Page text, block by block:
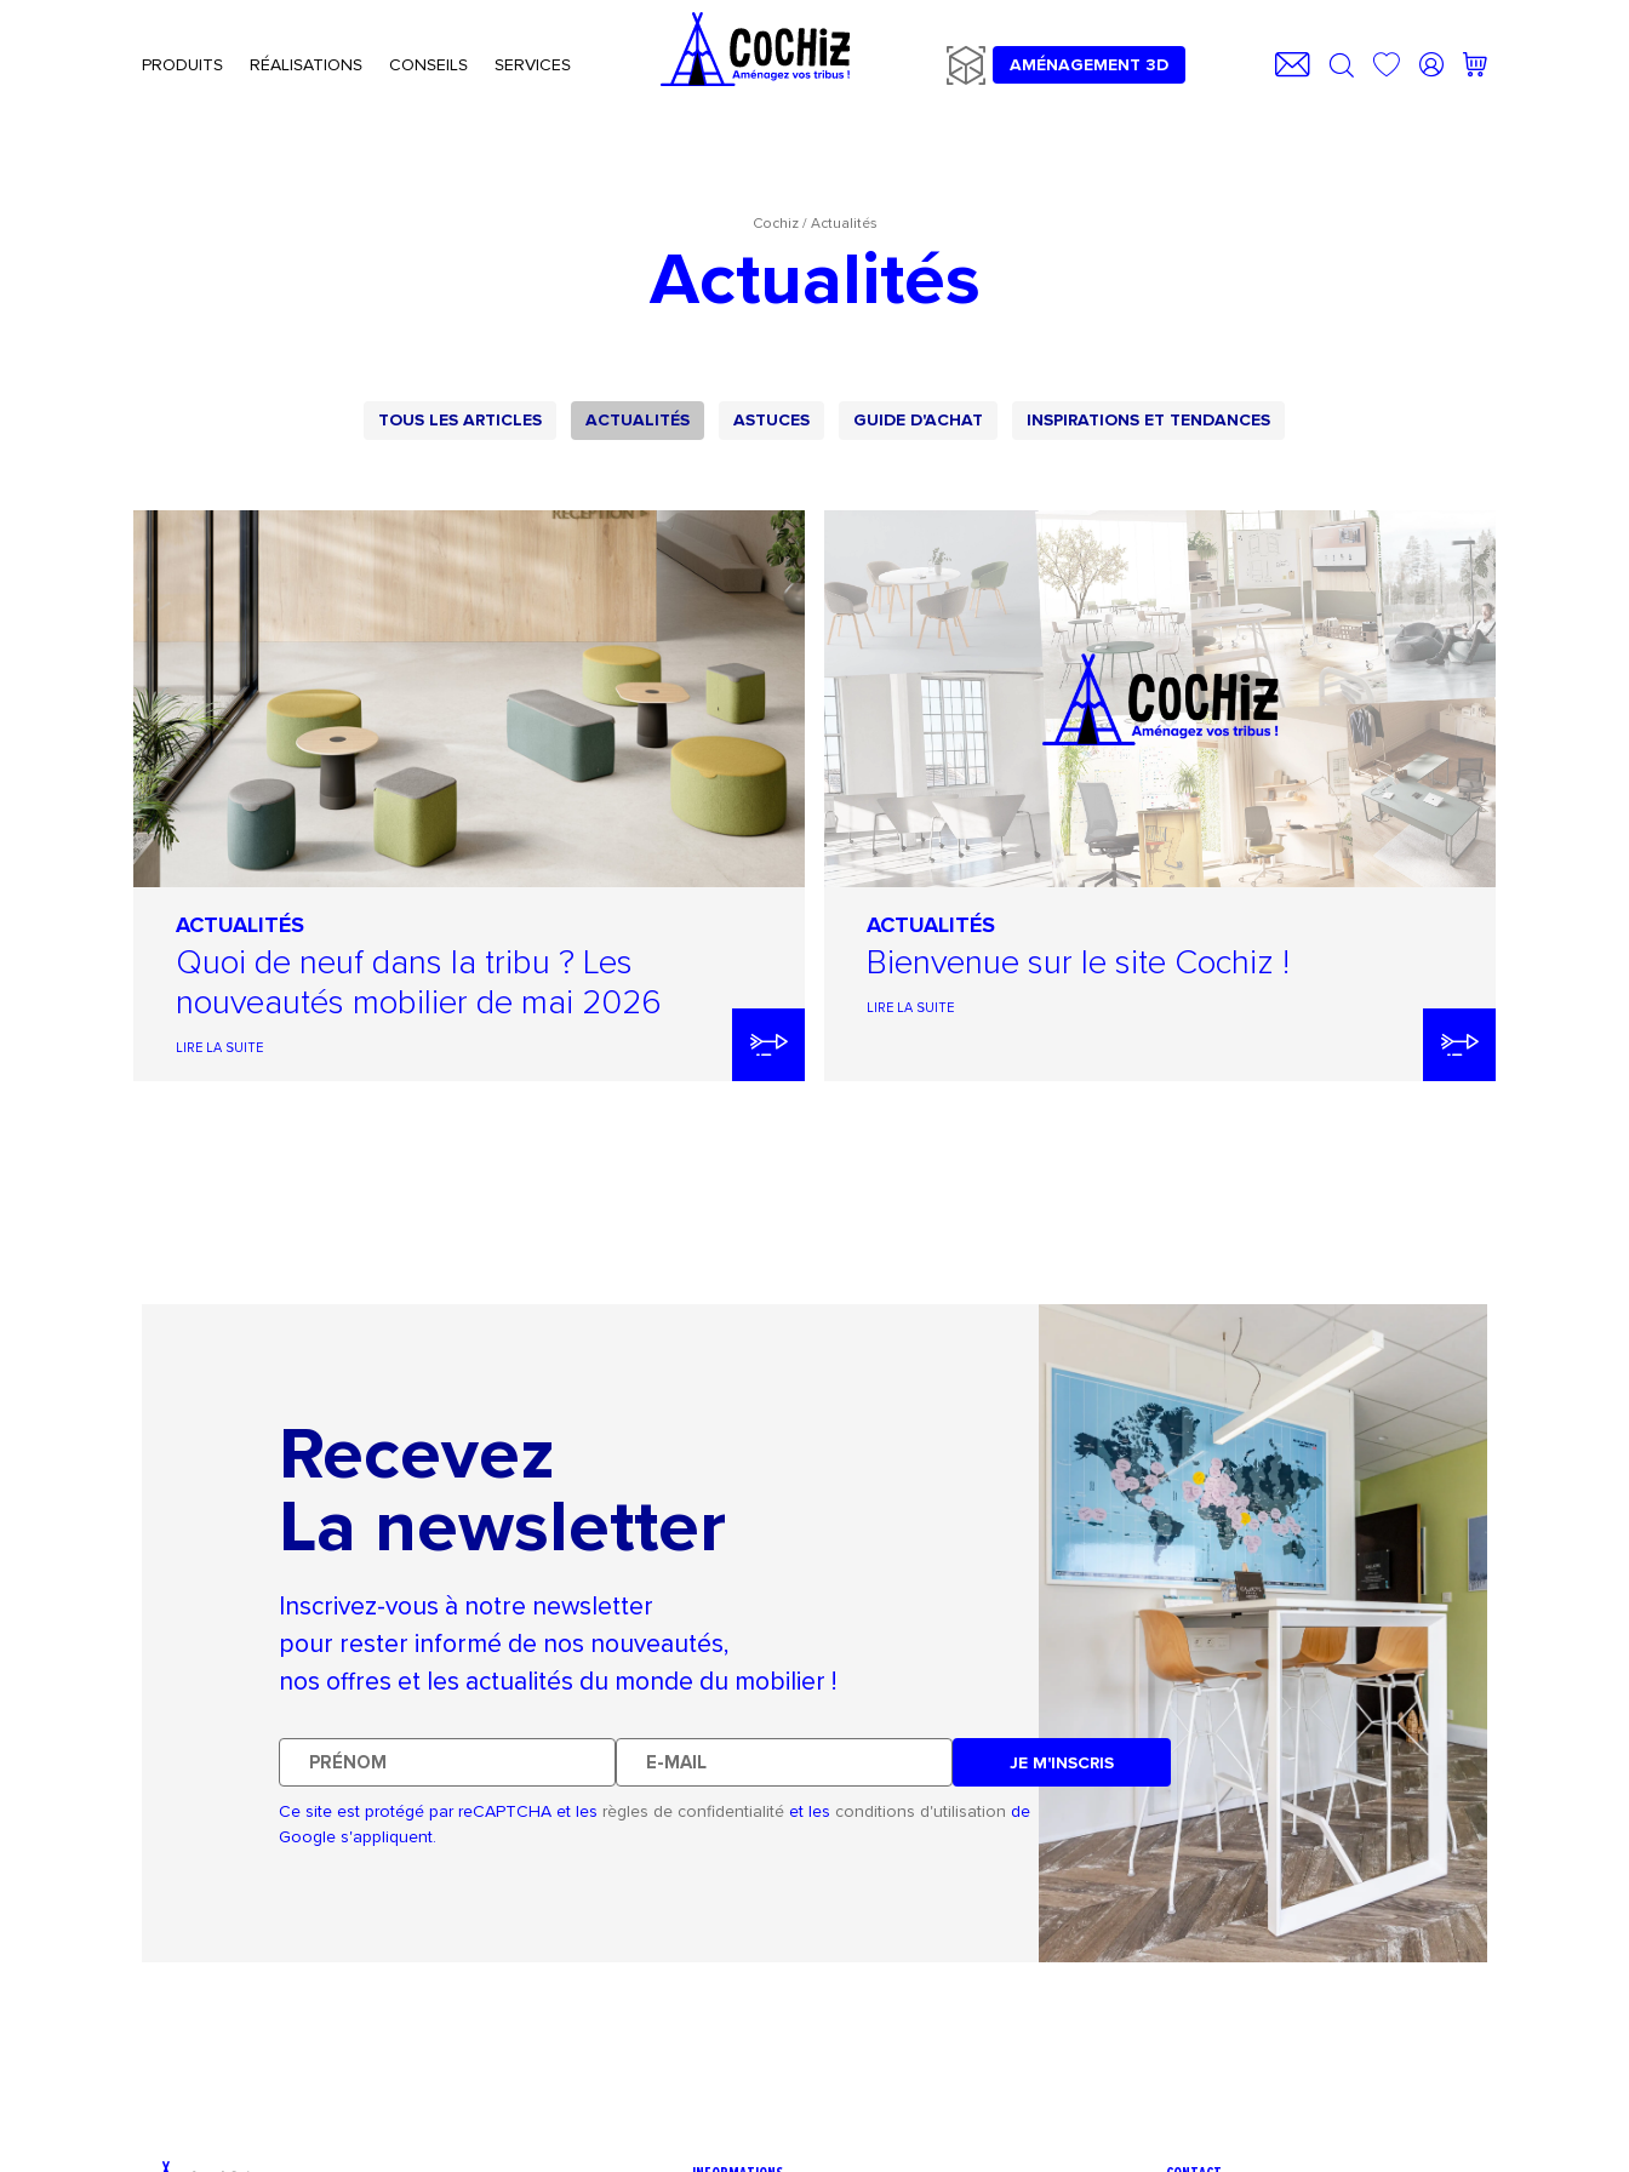
PRODUITS RÉALISATIONS CONSEILS SERVICES AMÉNAGEMENT 3D
Cochiz/Actualités
Actualités
TOUS LES ARTICLES ACTUALITÉS ASTUCES GUIDE D'ACHAT INSPIRATIONS ET TENDANCES
ACTUALITÉS
Quoi de neuf dans la tribu ? Les
nouveautés mobilier de mai 2026
LIRE LA SUITE
ACTUALITÉS
Bienvenue sur le site Cochiz !
LIRE LA SUITE
Recevez
La newsletter
Inscrivez-vous à notre newsletter
pour rester informé de nos nouveautés,
nos offres et les actualités du monde du mobilier !
Prénom
E-
mail
Ce site est protégé par reCAPTCHA et les règles de confidentialitéet les conditions d'utilisation de
Google s'appliquent.